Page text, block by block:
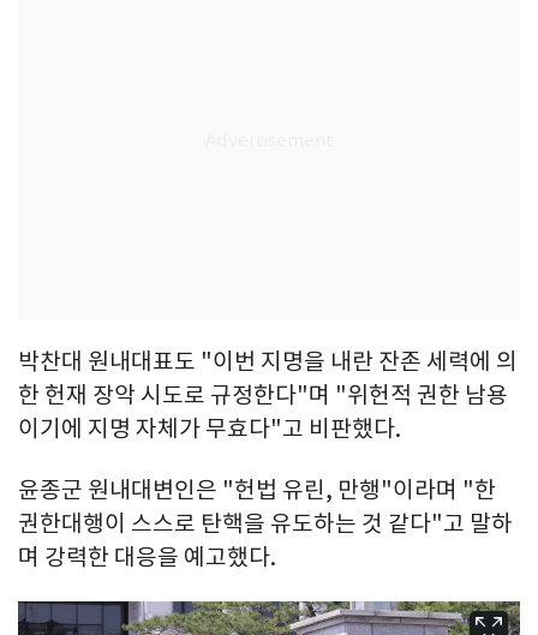
박찬대 원내대표도 "이번 지명을 내란 잔존 세력에 의
한 헌재 장악 시도로 규정한다"며 "위헌적 권한 남용
이기에 지명 자체가 무효다"고 비판했다.
윤종군 원내대변인은 "헌법 유린, 만행"이라며 "한
권한대행이 스스로 탄핵을 유도하는 것 같다"고 말하
며 강력한 대응을 예고했다.